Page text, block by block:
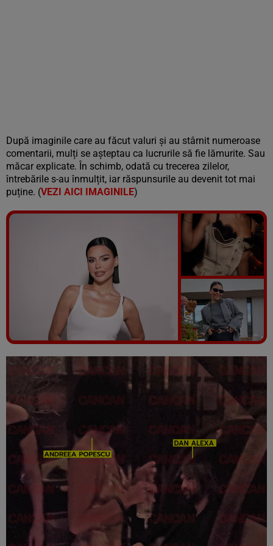
După imaginile care au făcut valuri și au stârnit numeroase
comentarii, mulți se așteptau ca lucrurile să fie lămurite. Sau
măcar explicate. În schimb, odată cu trecerea zilelor,
întrebările s-au înmulțit, iar răspunsurile au devenit tot mai
puține. (VEZI AICI IMAGINILE)
Vezi galeria foto
5 poze